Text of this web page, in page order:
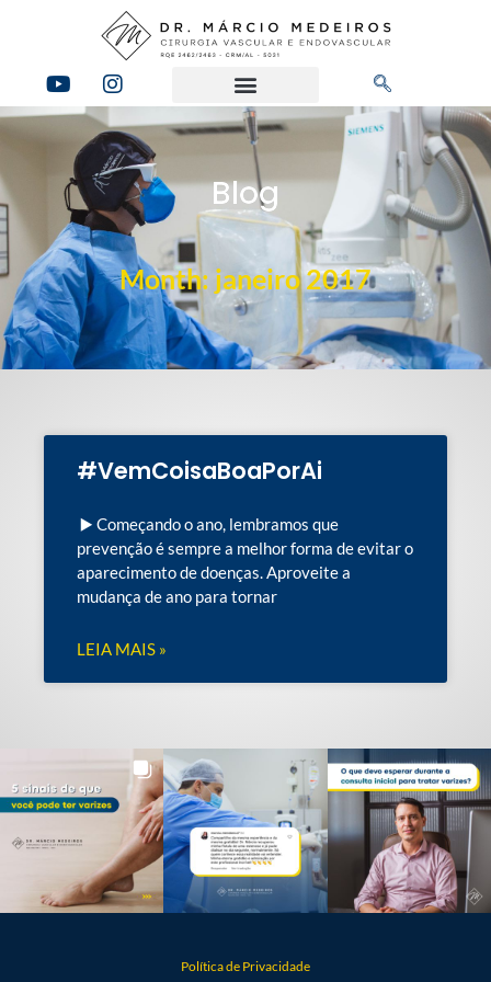
Blog
Month: janeiro 2017
#VemCoisaBoaPorAi
▶️ Começando o ano, lembramos que
prevenção é sempre a melhor forma de evitar o
aparecimento de doenças. Aproveite a
mudança de ano para tornar
LEIA MAIS »
Política de Privacidade